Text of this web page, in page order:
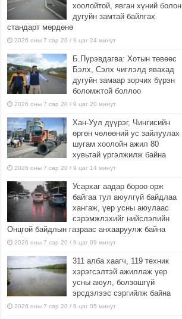
хоолойтой, явган хүний болон
дугуйн замтай байлгах
стандарт мөрдөнө
2026 оны 7 сар 20 / 9 цаг 24 минут
Б.Пүрэвдагва: Хотын төвөөс
Бэлх, Сэлх чиглэлд явахад
дугуйн замаар зорчих бүрэн
боломжтой боллоо
2026 оны 7 сар 20 / 9 цаг 20 минут
Хан-Уул дүүрэг, Чингисийн
өргөн чөлөөний ус зайлуулах
шугам хоолойн ажил 80
хувьтай үргэлжилж байна
2026 оны 7 сар 20 / 9 цаг 14 минут
Усархаг аадар бороо орж
байгаа тул аюулгүй байдлаа
хангаж, үер усны аюулаас
сэрэмжлэхийг нийслэлийн
Онцгой байдлын газраас анхааруулж байна
2026 оны 7 сар 20 / 9 цаг 09 минут
311 алба хаагч, 119 техник
хэрэгсэлтэй ажиллаж үер
усны аюул, болзошгүй
эрсдэлээс сэргийлж байна
2026 оны 7 сар 20 / 9 цаг 05 минут